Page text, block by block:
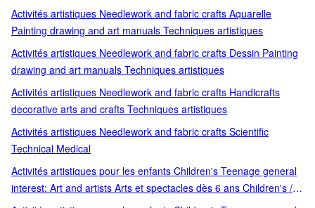
/ Art / General Activités artistiques Beaux-arts Dessins Children's:
picture books activity books early learning concepts Coloriage
Moyen Age Place des Victoires fille
Activités artistiques Needlework and fabric crafts Aquarelle
Painting drawing and art manuals Techniques artistiques
Activités artistiques Needlework and fabric crafts Dessin Painting
drawing and art manuals Techniques artistiques
Activités artistiques Needlework and fabric crafts Handicrafts
decorative arts and crafts Techniques artistiques
Activités artistiques Needlework and fabric crafts Scientific
Technical Medical
Activités artistiques pour les enfants Children's Teenage general
interest: Art and artists Arts et spectacles dès 6 ans Children's /
Teenage general interest: Art and artists Children's / Teenage